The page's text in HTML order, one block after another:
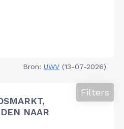
Bron: UWV (13-07-2026)
NAAR
Filters